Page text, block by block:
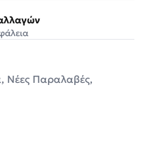
, Νέες Παραλαβές,